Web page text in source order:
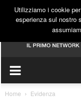
Home Evidenza
Utilizziamo i cookie
esperienza sul nostro